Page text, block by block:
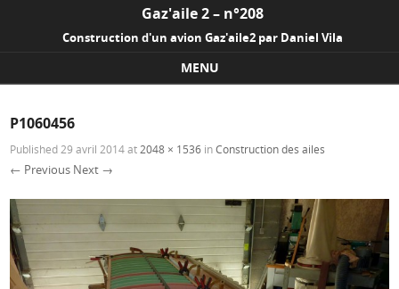
Gaz'aile 2 – n°208
Construction d'un avion Gaz'aile2 par Daniel Vila
MENU
P1060456
Published 29 avril 2014at 2048 × 1536 inConstruction des ailes
← Previous Next →